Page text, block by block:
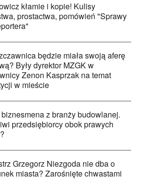
kłamie i kopie! Kulisy
prostactwa, pomówień "Sprawy
będzie miała swoją aferę
Były dyrektor MZGK w
Zenon Kasprzak na temat
w mieście
z branży budowlanej.
przedsiębiorcy obok prawych
Grzegorz Niezgoda nie dba o
miasta? Zarośnięte chwastami